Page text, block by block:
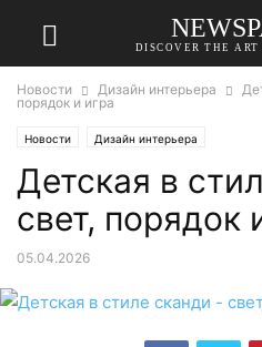
DISCOVER THE
Новости Дизайн интерьера
порядок и игра
Новости Дизайн интерьера
Детская в
свет, порядок
05.04.2026